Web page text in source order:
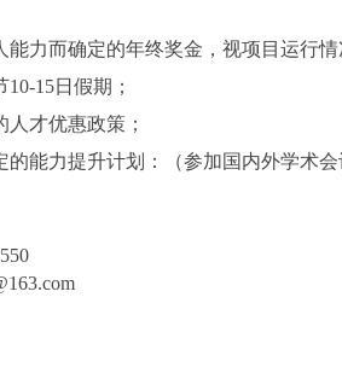
能力而确定的年终奖金 ， 视项目运行情
10-15日假期；
人才优惠政策；
的能力提升计划：（参加国内外学术